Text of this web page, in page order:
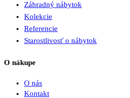
Záhradný nábytok
Kolekcie
Referencie
Starostlivosť o nábytok
O nákupe
O nás
Kontakt